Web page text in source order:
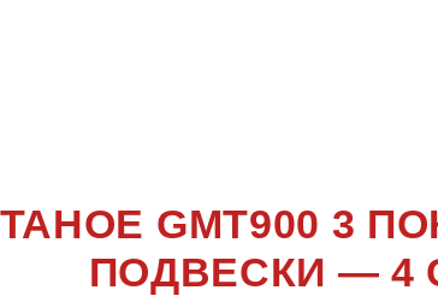
3
TAHOE GMT900
ПОДВЕСКИ — 4